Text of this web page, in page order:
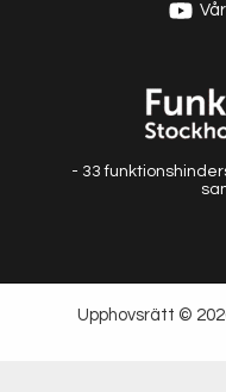
- 33
Upphovsrätt ©